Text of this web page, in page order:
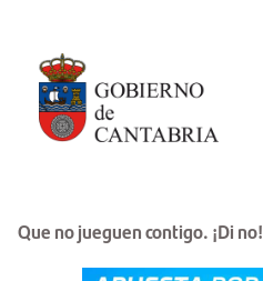
Que no jueguen contigo. ¡Di no!